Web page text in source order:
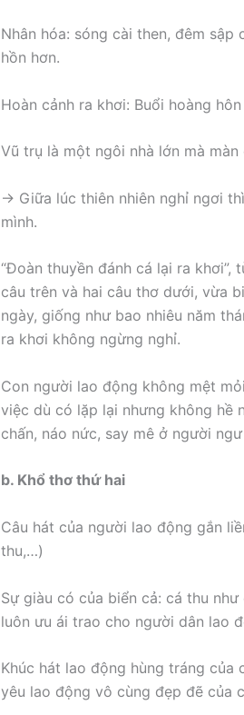
Nhân hóa: sóng cài then, đêm
hồn hơn.
Hoàn cảnh ra khơi: Buổi hoàng
Vũ trụ là một ngôi nhà lớn mà
→ Giữa lúc thiên nhiên nghỉ ngơi
mình.
“Đoàn thuyền đánh cá lại ra
câu trên và hai câu thơ dưới, vừa
ngày, giống như bao nhiêu năm
ra khơi không ngừng nghỉ.
Con người lao động không mệt
việc dù có lặp lại nhưng không hề
chấn, náo nức, say mê ở người
b. Khổ thơ thứ hai
Câu hát của người lao động gắn
thu,…)
Sự giàu có của biển cả: cá thu
luôn ưu ái trao cho người dân lao
Khúc hát lao động hùng tráng của
yêu lao động vô cùng đẹp đẽ của